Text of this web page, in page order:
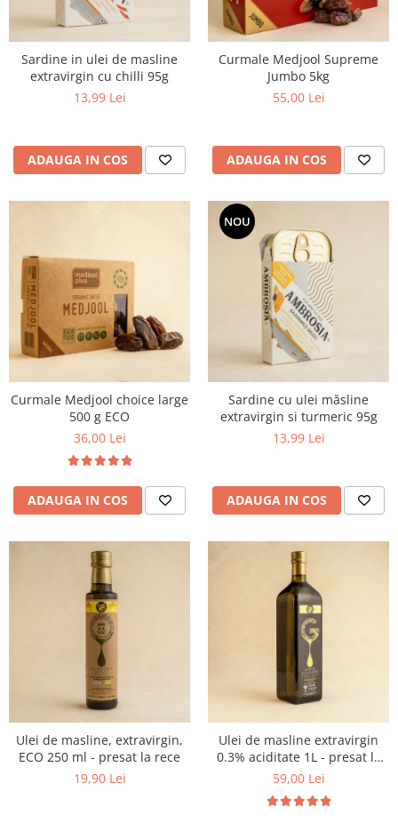
Sardine in ulei de masline
extravirgin cu chilli 95g
13,99 Lei
ADAUGA IN COS
Curmale Medjool Supreme
Jumbo 5kg
55,00 Lei
ADAUGA IN COS
Curmale Medjool choice large
500 g ECO
36,00 Lei
ADAUGA IN COS
NOU
Sardine cu ulei măsline
extravirgin si turmeric 95g
13,99 Lei
ADAUGA IN COS
Ulei de masline, extravirgin,
ECO 250 ml - presat la rece
19,90 Lei
Ulei de masline extravirgin
0.3% aciditate 1L - presat la
rece
59,00 Lei